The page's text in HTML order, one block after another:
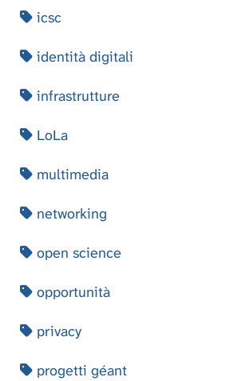
icsc
identità digitali
infrastrutture
LoLa
multimedia
networking
open science
opportunità
privacy
progetti géant